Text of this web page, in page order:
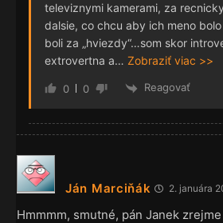
televiznymi kamerami, za
dalsie, co chcu aby ich meno
boli za „hviezdy“…som skor
extrovertna a… Zobraziť viac >>
0 0 Reagovať
Ján Marciňák 2. januára
Hmmmm, smutné, pán Janek